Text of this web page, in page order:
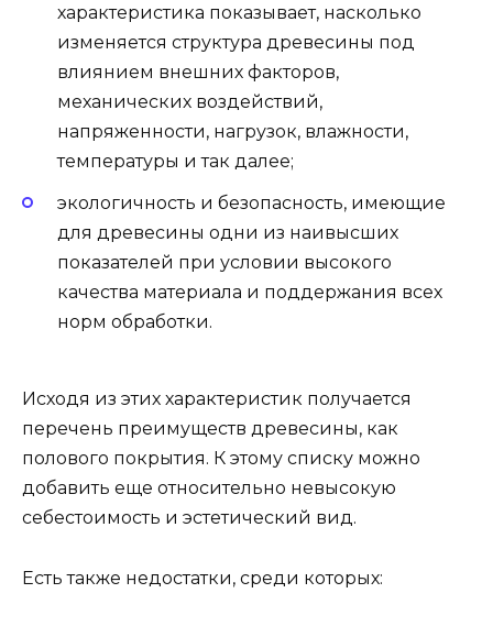
характеристика показывает, насколько
изменяется структура древесины под
влиянием внешних факторов,
механических воздействий,
напряженности, нагрузок, влажности,
температуры и так далее;
экологичность и безопасность, имеющие
для древесины одни из наивысших
показателей при условии высокого
качества материала и поддержания всех
норм обработки.
Исходя из этих характеристик получается
перечень преимуществ древесины, как
полового покрытия. К этому списку можно
добавить еще относительно невысокую
себестоимость и эстетический вид.
Есть также недостатки, среди которых: